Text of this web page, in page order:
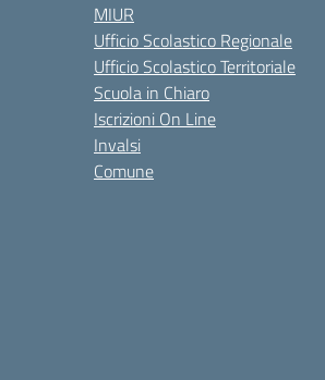
MIUR
Ufficio Scolastico Regionale
Ufficio Scolastico Territoriale
Scuola in Chiaro
Iscrizioni On Line
Invalsi
Comune